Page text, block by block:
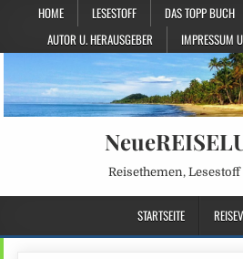
HOME LESESTOFF DAS TOPP BUCH
AUTOR U. HERAUSGEBER
IMPRESSUM
Reisethemen,
STARTSEITE